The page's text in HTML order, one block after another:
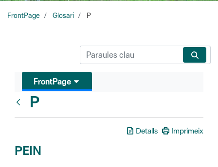
Glosari
P
PEIN
Vegeu Pla d'Espais d'Interès Natural